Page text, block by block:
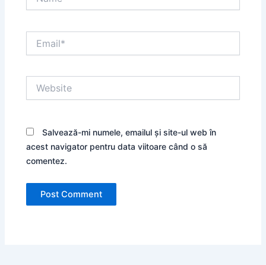
Salvează-mi numele, emailul și site-ul web în
acest navigator pentru data viitoare când o să
comentez.